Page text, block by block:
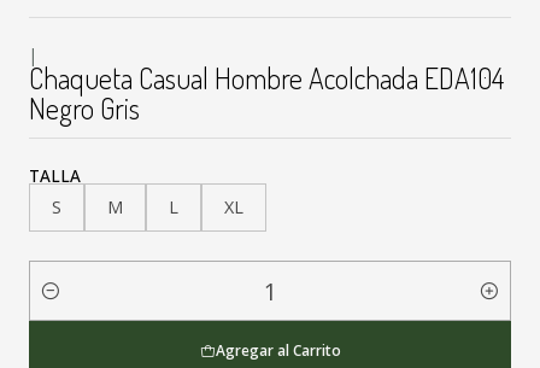
|
Chaqueta Casual Hombre Acolchada EDA104
Negro Gris
TALLA
S
M L XL
Cantidad
Agregar al Carrito